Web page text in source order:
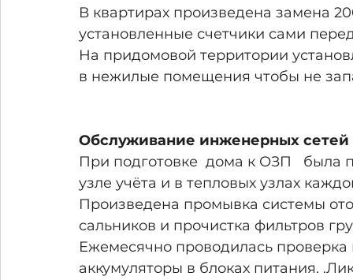
В квартирах произведена замена
установленные счетчики сами
На придомовой территории
в нежилые помещения чтобы не
Обслуживание инженерных
При подготовке дома к ОЗП   была
узле учёта и в тепловых узлах
Произведена промывка системы
сальников и прочистка фильтров
Ежемесячно проводилась
аккумуляторы в блоках питания.